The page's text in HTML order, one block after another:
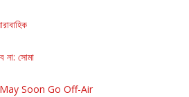
না: সোমা
Soon Go Off-Air